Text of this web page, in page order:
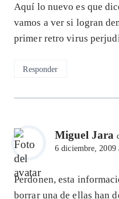
Aquí lo nuevo es que
vamos a ver si logran
primer retro virus
Responder
Miguel Jara
6 diciembre, 2009
Perdonen, esta
borrar una de ellas han